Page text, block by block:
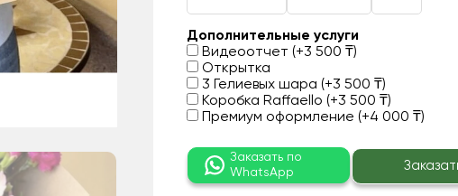
Дополнительные услуги
Видеоотчет (+3 500 ₸)
Открытка
3 Гелиевых шара (+3 500 ₸)
Коробка Raffaello (+3 500 ₸)
Премиум оформление (+4 000 ₸)
Заказать по
WhatsApp